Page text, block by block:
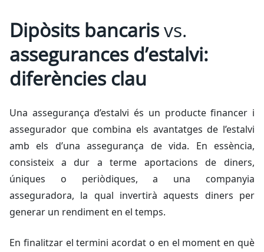
Dipòsits bancarisvs.
assegurances d’estalvi:
diferències clau
Una assegurança d’estalvi és un producte financer i
assegurador que combina els avantatges de l’estalvi
amb els d’una assegurança de vida. En essència,
consisteix a dur a terme aportacions de diners,
úniques o periòdiques, a una companyia
asseguradora, la qual invertirà aquests diners per
generar un rendiment en el temps.
En finalitzar el termini acordat o en el moment en què